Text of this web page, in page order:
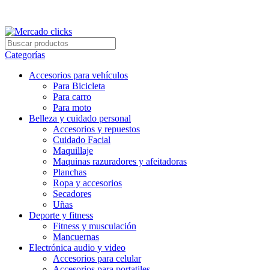
Categorías
Accesorios para vehículos
Para Bicicleta
Para carro
Para moto
Belleza y cuidado personal
Accesorios y repuestos
Cuidado Facial
Maquillaje
Maquinas razuradores y afeitadoras
Planchas
Ropa y accesorios
Secadores
Uñas
Deporte y fitness
Fitness y musculación
Mancuernas
Electrónica audio y video
Accesorios para celular